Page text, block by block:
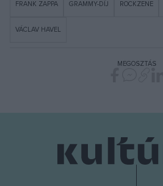
FRANK ZAPPA GRAMMY-DÍJ ROCKZENE
VÁCLAV HAVEL
MEGOSZTÁS